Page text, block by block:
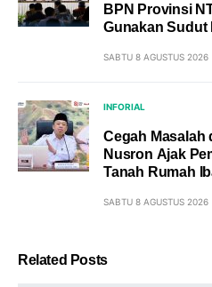
BPN Provinsi
Gunakan Sudut
SABTU 8 AGUSTUS 2026
INFORIAL
Cegah Masalah
Nusron Ajak
Tanah Rumah
SABTU 8 AGUSTUS 2026
Related Posts